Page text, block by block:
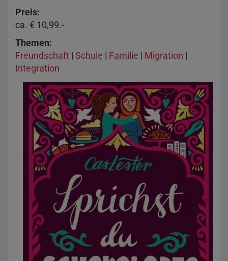
Preis
ca. € 10,99.-
Themen
Freundschaft | Schule | Familie | Migration |
Integration